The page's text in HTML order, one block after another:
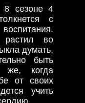
сезоне 4
с
во
думать,
быть
же, когда
от своих
учить